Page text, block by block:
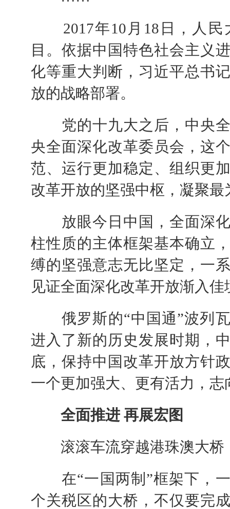
2017年10月18日，人民
目。依据中国特色社会主义
化等重大判断，习近平总书
放的战略部署。
党的十九大之后，中央全
央全面深化改革委员会，这
范、运行更加稳定、组织更
改革开放的坚强中枢，凝聚
放眼今日中国，全面深化
柱性质的主体框架基本确立
缚的坚强意志无比坚定，一
见证全面深化改革开放渐入佳
俄罗斯的“中国通”波列瓦
进入了新的历史发展时期，
底，保持中国改革开放方针
一个更加强大、更有活力，
全面推进 再展宏图
滚滚车流穿越港珠澳大桥
在“一国两制”框架下，一
个关税区的大桥，不仅要完